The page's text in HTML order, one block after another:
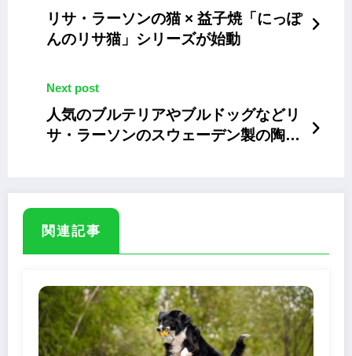
リサ・ラーソンの猫 × 益子焼「にっぽ
んのリサ猫」シリーズが始動
Next post
人気のブルテリアやブルドッグなどリ
サ・ラーソンのスウェーデン製の陶器
関連記事